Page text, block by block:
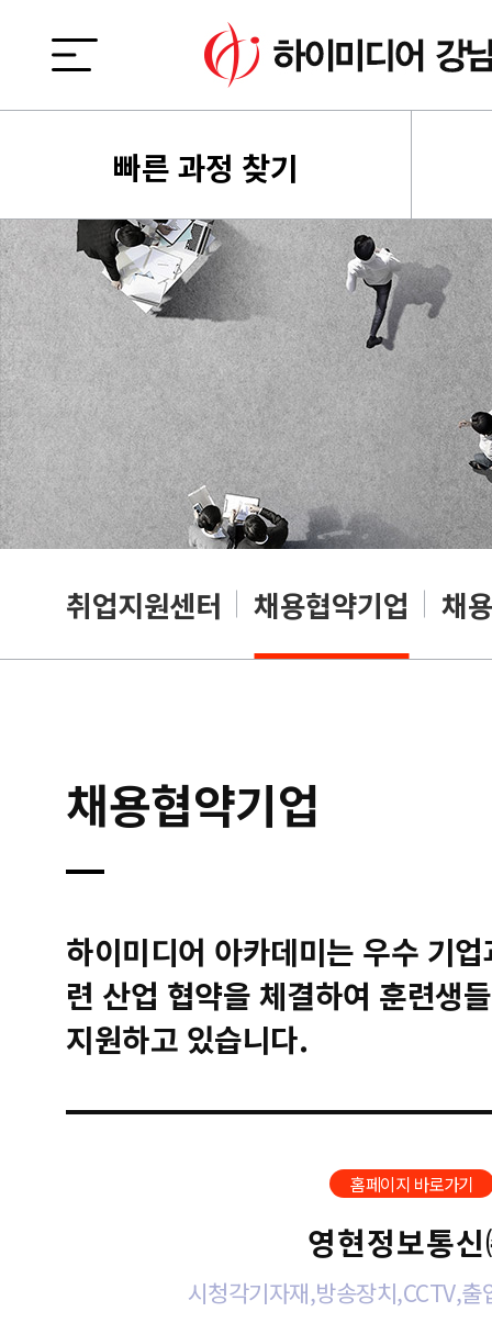
빠른 과정 찾기
취업지원센터 채용협약기업 채
채용협약기업
하이미디어 아카데미는 우수 기
련 산업 협약을 체결하여 훈련생
지원하고 있습니다.
홈페이지 바로가기
영현정보통
시청각기자재,방송장치,CCTV,